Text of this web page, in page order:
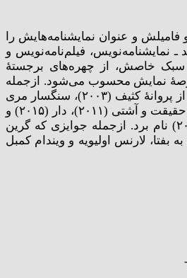
و عنوان نمایشنامه‌هایش را
نمایشنامه‌نویس، فیلم‌نامه‌نویس و
سبک خاصش، از چهره‌های برجستۀ
نمایش محسوب می‌شود. ازجمله
نمایشنامه‌های او می‌توان از پروانۀ کثیف (۲۰۰۳)، سنگسار مری
(۲۰۰۵)، تصادفی (۲۰۰۸)، حقیقت و آشتی (۲۰۱۱)، دار (۲۰۱۵) و
گوش در برابر چشم (۲۰۱۸) نام برد. ازجمله جوایزی که گرین
لارنس اولیویه و ویندام کمبل